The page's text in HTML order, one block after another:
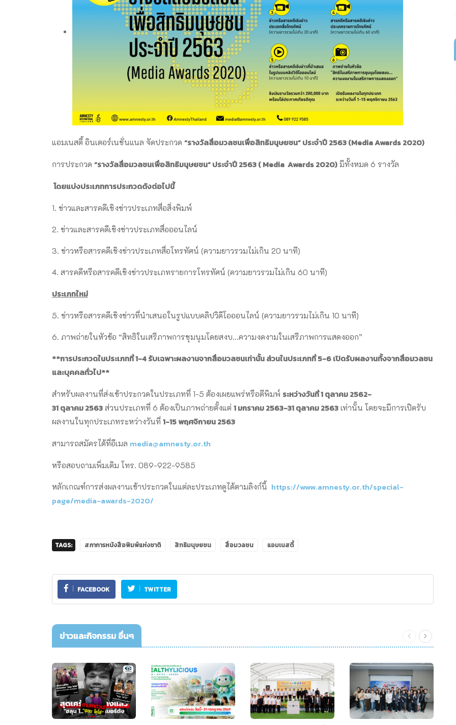
แอมเนสตี้ อินเตอร์เนชั่นแนล จัดประกวด “รางวัลสื่อมวลชนเพื่อสิทธิมนุษยชน” ประจำปี 2563 (Media Awards 2020)
การประกวด “รางวัลสื่อมวลชนเพื่อสิทธิมนุษยชน” ประจำปี2563 ( Media Awards 2020) มีทั้งหมด 6 รางวัล
โดยแบ่งประเภทการประกวดดังต่อไปนี้
1. ข่าวและสารคดีเชิงข่าวประเภทสื่อสิ่งพิมพ์
2. ข่าวและสารคดีเชิงข่าวประเภทสื่อออนไลน์
3. ข่าวหรือสารคดีเชิงข่าวประเภทสื่อโทรทัศน์ (ความยาวรวมไม่เกิน 20 นาที)
4. สารคดีหรือสารคดีเชิงข่าวประเภทรายการโทรทัศน์ (ความยาวรวมไม่เกิน 60 นาที)
ประเภทใหม่
5. ข่าวหรือสารคดีเชิงข่าวที่นำเสนอในรูปแบบคลิปวิดีโอออนไลน์ (ความยาวรวมไม่เกิน 10 นาที)
6. ภาพถ่ายในหัวข้อ “สิทธิในเสรีภาพการชุมนุมโดยสงบ…ความงดงามในเสรีภาพการแสดงออก”
**การประกวดในประเภทที่ 1-4 รับเฉพาะผลงานจากสื่อมวลชนเท่านั้น ส่วนในประเภทที่ 5-6 เปิดรับผลงานทั้งจากสื่อมวลชน
และบุคคลทั่วไป**
สำหรับผลงานที่ส่งเข้าประกวดในประเภทที่ 1-5 ต้องเผยแพร่หรือตีพิมพ์ ระหว่างวันที่1 ตุลาคม 2562-
31 ตุลาคม 2563 ส่วนประเภทที่ 6 ต้องเป็นภาพถ่ายตั้งแต่ 1 มกราคม 2563-31 ตุลาคม 2563 เท่านั้น โดยจะมีการเปิดรับ
ผลงานในทุกประเภทระหว่างวันที่ 1-15 พฤศจิกายน 2563
สามารถสมัครได้ที่อีเมล media@amnesty.or.th
หรือสอบถามเพิ่มเติม โทร. 089-922-9585
หลักเกณฑ์การส่งผลงานเข้าประกวดในแต่ละประเภทดูได้ตามลิงก์นี้ https://www.amnesty.or.th/special-
page/media-awards-2020/
TAGS: สภาการหนังสือพิมพ์แห่งชาติ สิทธิมนุษยชน สื่อมวลชน แอมเนสตี้
FACEBOOK TWITTER
ข่าวและกิจกรรม อื่นๆ